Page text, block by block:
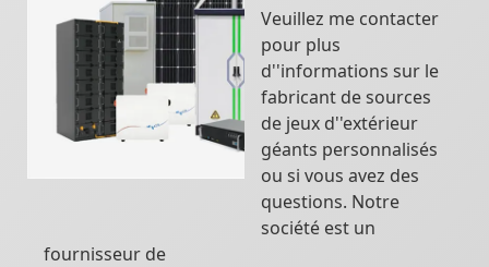
Veuillez me contacter
pour plus
d''informations sur le
fabricant de sources
de jeux d''extérieur
géants personnalisés
ou si vous avez des
questions. Notre
société est un
fournisseur de